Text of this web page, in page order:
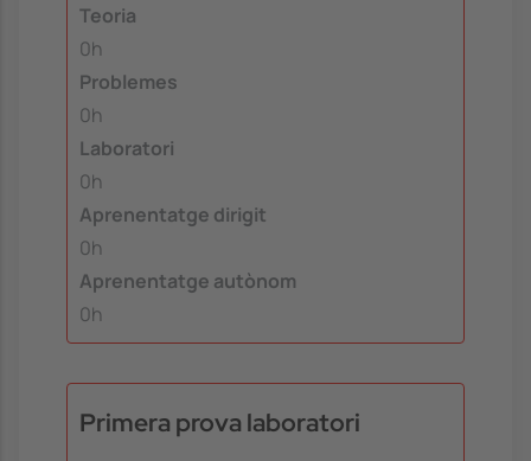
Teoria
0h
Problemes
0h
Laboratori
0h
Aprenentatge dirigit
0h
Aprenentatge autònom
0h
Primera prova laboratori